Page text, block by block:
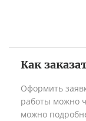
Как
Оформить
работы можно
можно